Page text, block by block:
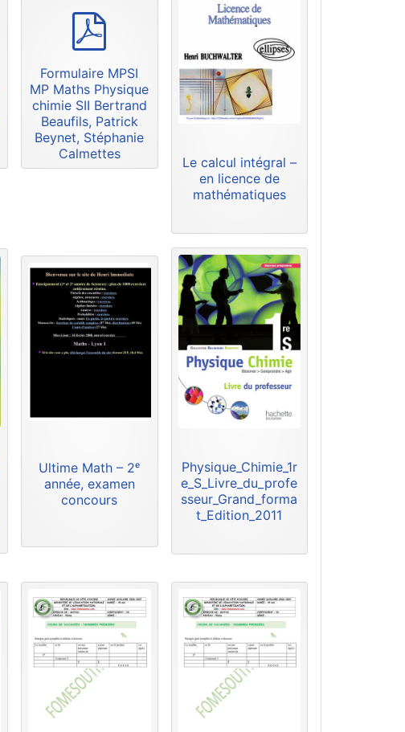
Formulaire MPSI
MP Maths Physique
chimie SII Bertrand
Beaufils, Patrick
Beynet, Stéphanie
Calmettes
Le calcul intégral –
en licence de
mathématiques
Ultime Math – 2ᵉ
année, examen
concours
Physique_Chimie_1r
e_S_Livre_du_profe
sseur_Grand_forma
t_Edition_2011